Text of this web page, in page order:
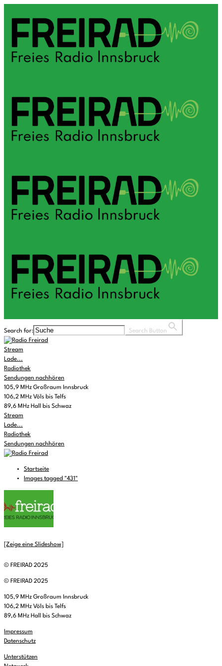
Search for: Search Button
Stream
Lade...
Radiothek
Sendungen nachhören
105,9 MHz Großraum Innsbruck
106,2 MHz Völs bis Telfs
89,6 MHz Hall bis Schwaz
Stream
Lade...
Radiothek
Sendungen nachhören
Startseite
Images tagged "431"
[Zeige eine Slideshow]
© FREIRAD 2025
© FREIRAD 2025
105,9 MHz Großraum Innsbruck
106,2 MHz Völs bis Telfs
89,6 MHz Hall bis Schwaz
Impressum
Datenschutz
Unterstützen